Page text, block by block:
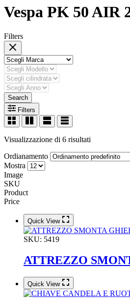
Vespa PK 50 AIR
Filters
Search
Filters
Visualizzazione di 6 risultati
Ordianamento
Mostra
Image
SKU
Product
Price
Quick View
SKU: 5419
ATTREZZO
Quick View